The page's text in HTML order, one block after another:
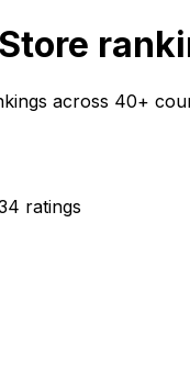
across 40+
ratings